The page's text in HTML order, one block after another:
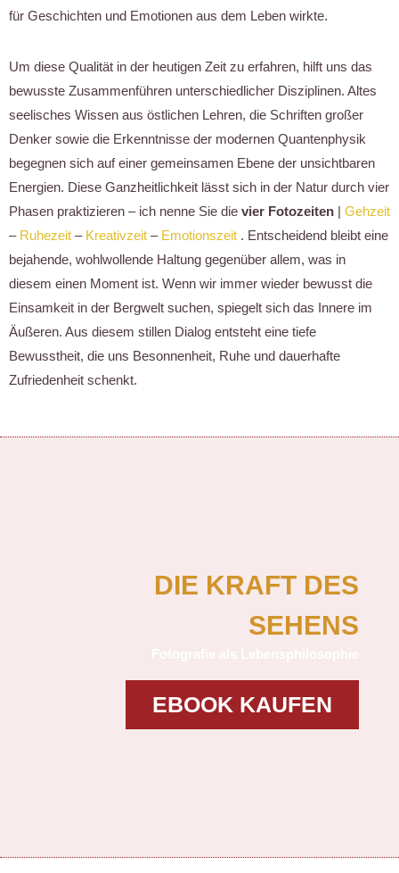
für Geschichten und Emotionen aus dem Leben wirkte.
Um diese Qualität in der heutigen Zeit zu erfahren, hilft uns das
bewusste Zusammenführen unterschiedlicher Disziplinen. Altes
seelisches Wissen aus östlichen Lehren, die Schriften großer
Denker sowie die Erkenntnisse der modernen Quantenphysik
begegnen sich auf einer gemeinsamen Ebene der unsichtbaren
Energien. Diese Ganzheitlichkeit lässt sich in der Natur durch vier
Phasen praktizieren – ich nenne Sie die vier Fotozeiten | Gehzeit
– Ruhezeit – Kreativzeit – Emotionszeit . Entscheidend bleibt eine
bejahende, wohlwollende Haltung gegenüber allem, was in
diesem einen Moment ist. Wenn wir immer wieder bewusst die
Einsamkeit in der Bergwelt suchen, spiegelt sich das Innere im
Äußeren. Aus diesem stillen Dialog entsteht eine tiefe
Bewusstheit, die uns Besonnenheit, Ruhe und dauerhafte
Zufriedenheit schenkt.
DIE KRAFT DES
SEHENS
EBOOK KAUFEN